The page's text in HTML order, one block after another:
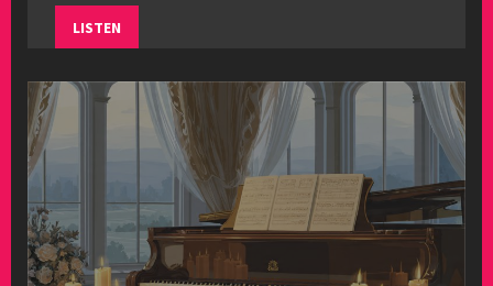
LISTEN